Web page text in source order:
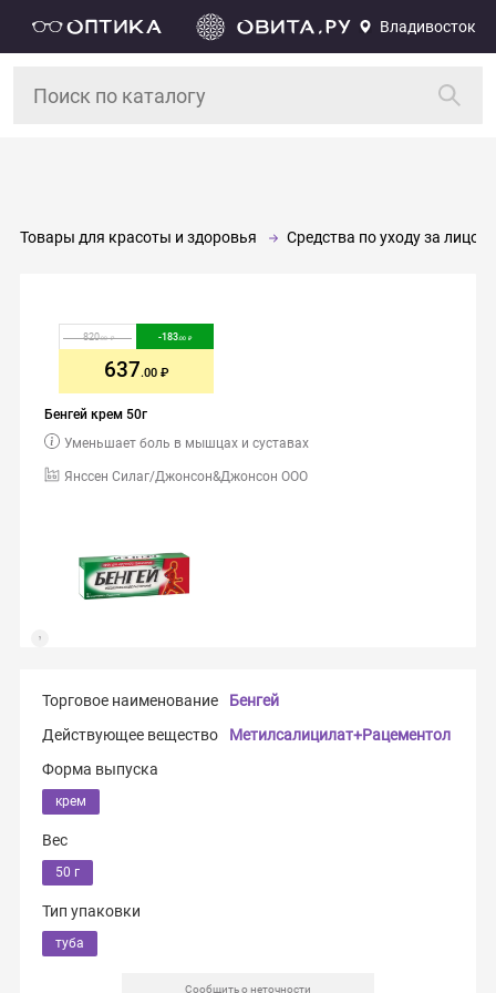
Владивосток
Товары для красоты и здоровья Средства по уходу за лицом
Бенгей крем 50г
Янссен Силаг/Джонсон&Джонсон ООО
Уменьшает боль в мышцах и суставах
820.00 -183.00
637.00
Торговое наименование
Бенгей
Действующее вещество
Метилсалицилат+Рацементол
Форма выпуска
крем
Вес
50 г
Тип упаковки
туба
Сообщить о неточности